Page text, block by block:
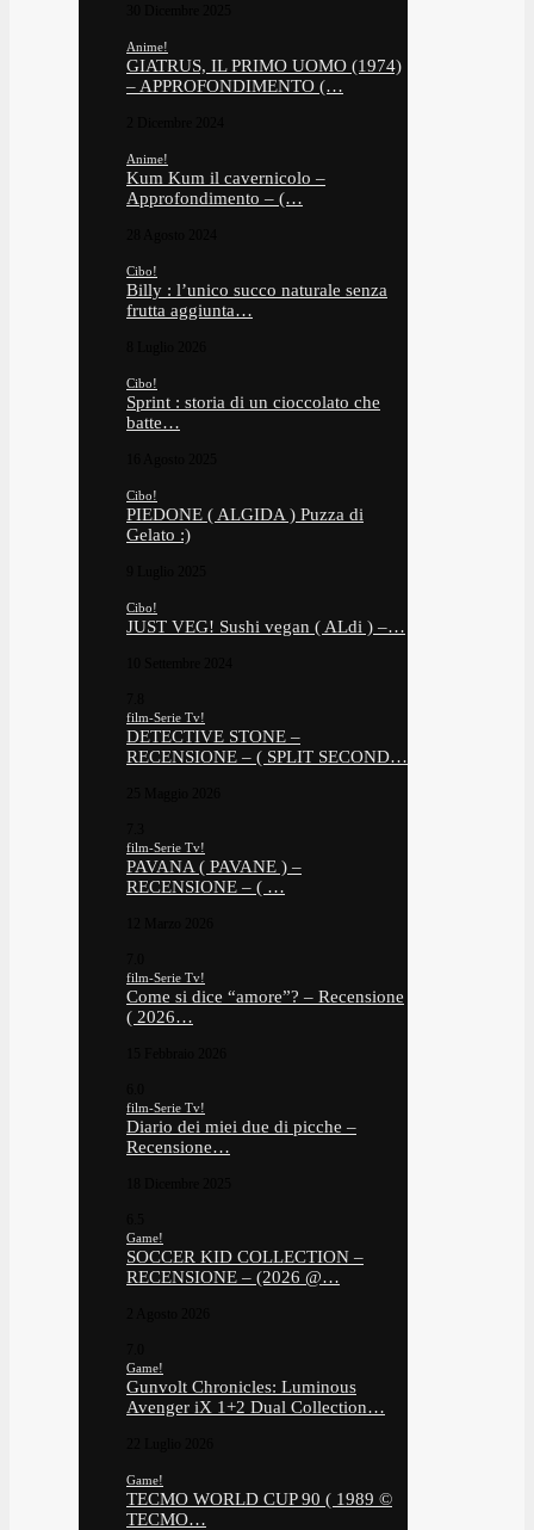
Anime!
GIATRUS, IL PRIMO UOMO (1974)
– APPROFONDIMENTO (…
Anime!
Kum Kum il cavernicolo –
Approfondimento – (…
Cibo!
Billy : l’unico succo naturale senza
frutta aggiunta…
Cibo!
Sprint : storia di un cioccolato che
batte…
Cibo!
PIEDONE ( ALGIDA ) Puzza di
Gelato :)
Cibo!
JUST VEG! Sushi vegan ( ALdi ) –…
film-Serie Tv!
DETECTIVE STONE –
RECENSIONE – ( SPLIT SECOND…
film-Serie Tv!
PAVANA ( PAVANE ) –
RECENSIONE – ( …
film-Serie Tv!
Come si dice “amore”? – Recensione
( 2026…
film-Serie Tv!
Diario dei miei due di picche –
Recensione…
Game!
SOCCER KID COLLECTION –
RECENSIONE – (2026 @…
Game!
Gunvolt Chronicles: Luminous
Avenger iX 1+2 Dual Collection…
Game!
TECMO WORLD CUP 90 ( 1989 ©
TECMO…